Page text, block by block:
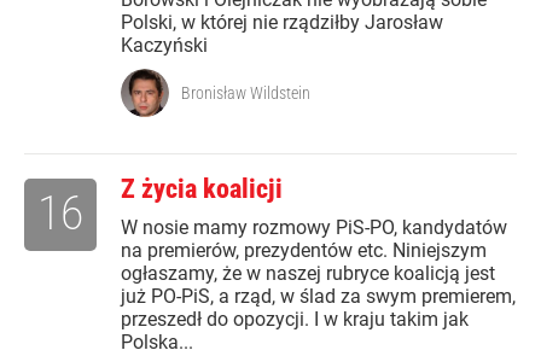
Polski, w której nie rządziłby Jarosław
Kaczyński
Bronisław Wildstein
Z życia koalicji
W nosie mamy rozmowy PiS-PO, kandydatów
na premierów, prezydentów etc. Niniejszym
ogłaszamy, że w naszej rubryce koalicją jest
już PO-PiS, a rząd, w ślad za swym premierem,
przeszedł do opozycji. I w kraju takim jak
Polska...
16